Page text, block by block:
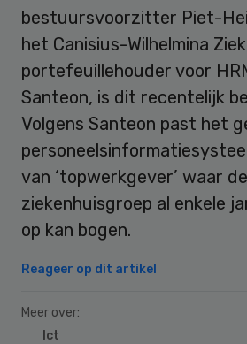
bestuursvoorzitter Piet-
het Canisius-Wilhelmina
portefeuillehouder voor
Santeon, is dit recentelijk
Volgens Santeon past het
van ‘topwerkgever’ waar de
ziekenhuisgroep al enkele
op kan bogen.
Reageer op dit artikel
Meer over:
Ict